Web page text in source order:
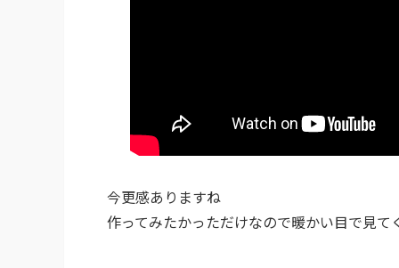
今更感ありますね
作ってみたかっただけなので暖かい目で見